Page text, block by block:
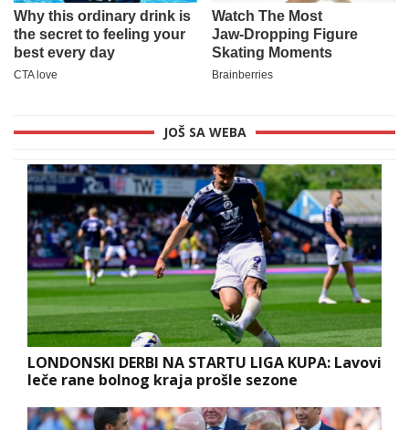
JOŠ SA WEBA
LONDONSKI DERBI NA STARTU LIGA KUPA: Lavovi
leče rane bolnog kraja prošle sezone